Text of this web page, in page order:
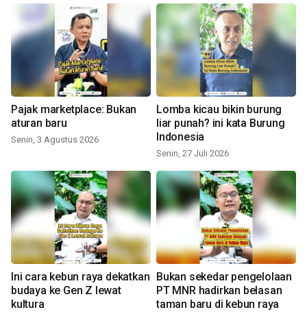
Pajak marketplace: Bukan
aturan baru
Senin, 3 Agustus 2026
Lomba kicau bikin burung
liar punah? ini kata Burung
Indonesia
Senin, 27 Juli 2026
Ini cara kebun raya dekatkan
budaya ke Gen Z lewat
kultura
Bukan sekedar pengelolaan
PT MNR hadirkan belasan
taman baru di kebun raya